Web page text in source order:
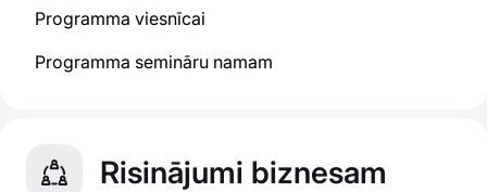
Programma viesnīcai
Programma semināru namam
Risinājumi biznesam